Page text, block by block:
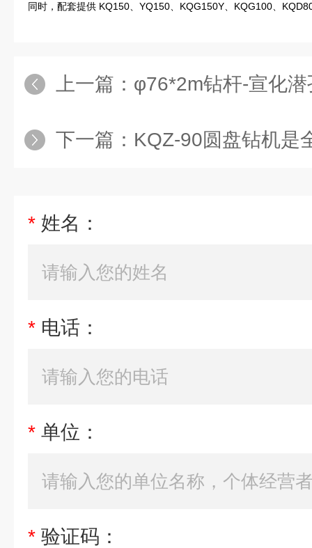
同时，配套提供 KQ150、YQ150、KQG150Y、KQG100、
上一篇： φ76*2m钻杆-宣化
下一篇： KQZ-90圆盘钻机是全气
* 姓名：
* 电话：
* 单位：
* 验证码：